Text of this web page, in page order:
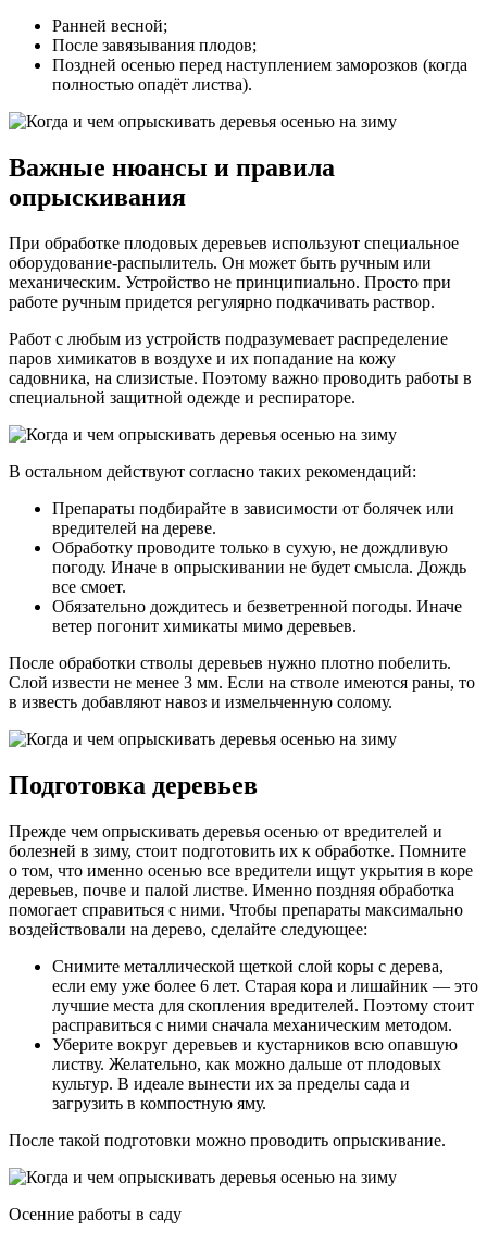
Ранней весной;
После завязывания плодов;
Поздней осенью перед наступлением заморозков (когда
полностью опадёт листва).
Важные нюансы и правила
опрыскивания
При обработке плодовых деревьев используют специальное
оборудование-распылитель. Он может быть ручным или
механическим. Устройство не принципиально. Просто при
работе ручным придется регулярно подкачивать раствор.
Работ с любым из устройств подразумевает распределение
паров химикатов в воздухе и их попадание на кожу
садовника, на слизистые. Поэтому важно проводить работы в
специальной защитной одежде и респираторе.
В остальном действуют согласно таких рекомендаций:
Препараты подбирайте в зависимости от болячек или
вредителей на дереве.
Обработку проводите только в сухую, не дождливую
погоду. Иначе в опрыскивании не будет смысла. Дождь
все смоет.
Обязательно дождитесь и безветренной погоды. Иначе
ветер погонит химикаты мимо деревьев.
После обработки стволы деревьев нужно плотно побелить.
Слой извести не менее 3 мм. Если на стволе имеются раны, то
в известь добавляют навоз и измельченную солому.
Подготовка деревьев
Прежде чем опрыскивать деревья осенью от вредителей и
болезней в зиму, стоит подготовить их к обработке. Помните
о том, что именно осенью все вредители ищут укрытия в коре
деревьев, почве и палой листве. Именно поздняя обработка
помогает справиться с ними. Чтобы препараты максимально
воздействовали на дерево, сделайте следующее:
Снимите металлической щеткой слой коры с дерева,
если ему уже более 6 лет. Старая кора и лишайник — это
лучшие места для скопления вредителей. Поэтому стоит
расправиться с ними сначала механическим методом.
Уберите вокруг деревьев и кустарников всю опавшую
листву. Желательно, как можно дальше от плодовых
культур. В идеале вынести их за пределы сада и
загрузить в компостную яму.
После такой подготовки можно проводить опрыскивание.
Осенние работы в саду